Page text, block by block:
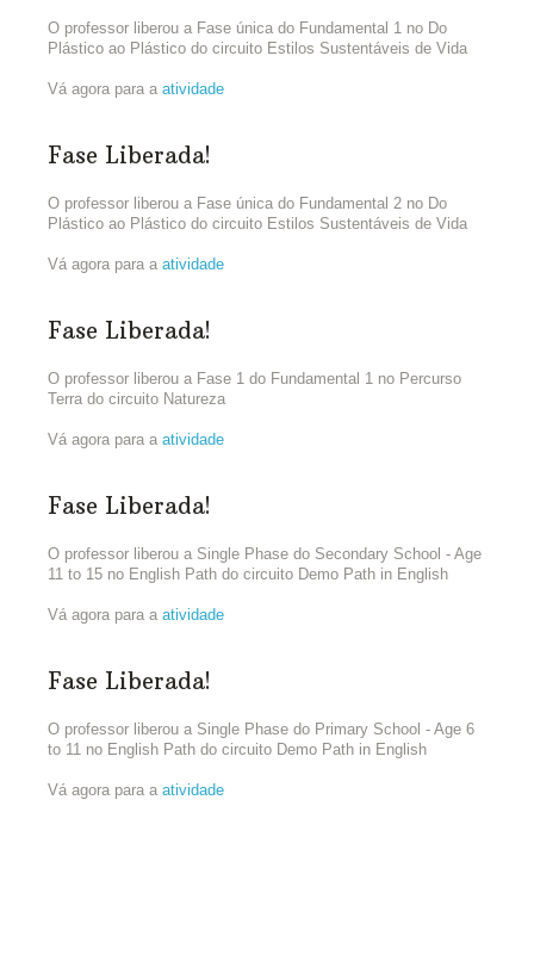
administrar bem nossos recursos hídricos, reúna sua equipe e
prepare um texto coletivo falando da importância de iniciativas
O professor liberou a Fase única do Fundamental 1 no Do
Plástico ao Plástico do circuito Estilos Sustentáveis de Vida
Vá agora para a atividade
Fase Liberada!
O professor liberou a Fase única do Fundamental 2 no Do
Plástico ao Plástico do circuito Estilos Sustentáveis de Vida
Vá agora para a atividade
Fase Liberada!
O professor liberou a Fase 1 do Fundamental 1 no Percurso
Terra do circuito Natureza
Vá agora para a atividade
Fase Liberada!
O professor liberou a Single Phase do Secondary School - Age
11 to 15 no English Path do circuito Demo Path in English
Vá agora para a atividade
Fase Liberada!
O professor liberou a Single Phase do Primary School - Age 6
to 11 no English Path do circuito Demo Path in English
Vá agora para a atividade